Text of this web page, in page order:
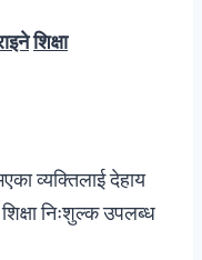
शिक्षा
व्यक्तिलाई देहाय
निःशुल्क उपलब्ध